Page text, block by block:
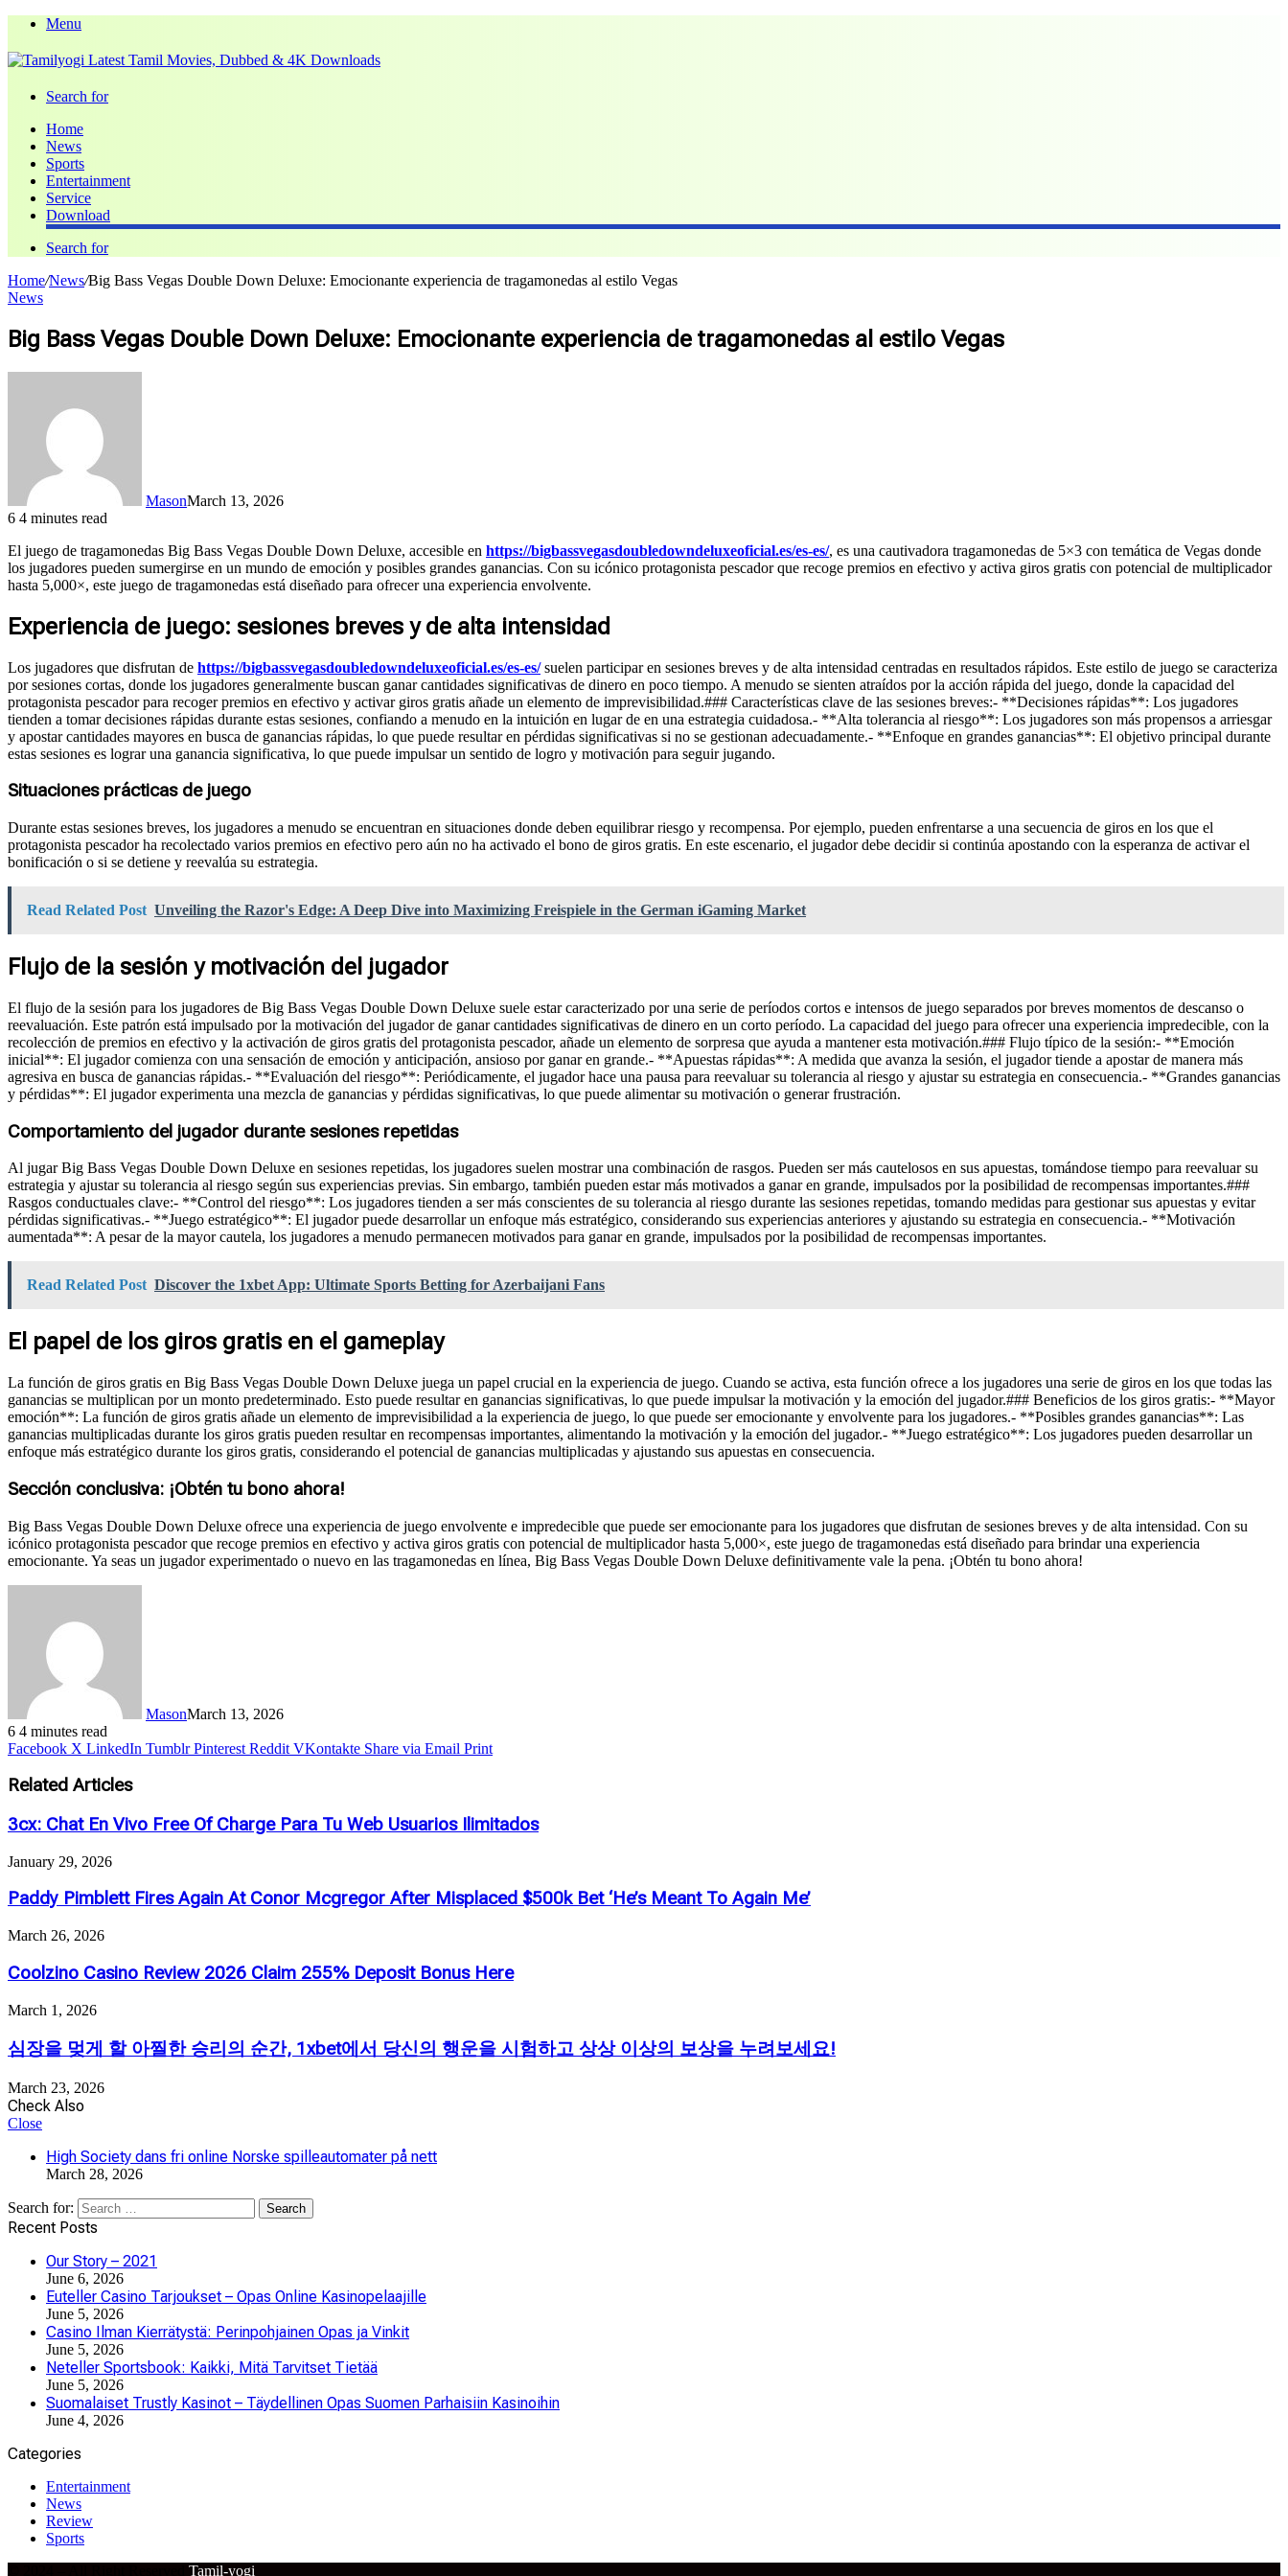
Menu
Search for
Home
News
Sports
Entertainment
Service
Download
Search for
Home/News/Big Bass Vegas Double Down Deluxe: Emocionante experiencia de tragamonedas al estilo Vegas
News
Big Bass Vegas Double Down Deluxe: Emocionante experiencia de tragamonedas al estilo Vegas
MasonMarch 13, 2026
6 4 minutes read
El juego de tragamonedas Big Bass Vegas Double Down Deluxe, accesible en https://bigbassvegasdoubledowndeluxeoficial.es/es-es/, es una cautivadora tragamonedas de 5×3 con temática de Vegas donde
los jugadores pueden sumergirse en un mundo de emoción y posibles grandes ganancias. Con su icónico protagonista pescador que recoge premios en efectivo y activa giros gratis con potencial de multiplicador
hasta 5,000×, este juego de tragamonedas está diseñado para ofrecer una experiencia envolvente.
Experiencia de juego: sesiones breves y de alta intensidad
Los jugadores que disfrutan de https://bigbassvegasdoubledowndeluxeoficial.es/es-es/suelen participar en sesiones breves y de alta intensidad centradas en resultados rápidos. Este estilo de juego se caracteriza
por sesiones cortas, donde los jugadores generalmente buscan ganar cantidades significativas de dinero en poco tiempo. A menudo se sienten atraídos por la acción rápida del juego, donde la capacidad del
protagonista pescador para recoger premios en efectivo y activar giros gratis añade un elemento de imprevisibilidad.### Características clave de las sesiones breves:- **Decisiones rápidas**: Los jugadores
tienden a tomar decisiones rápidas durante estas sesiones, confiando a menudo en la intuición en lugar de en una estrategia cuidadosa.- **Alta tolerancia al riesgo**: Los jugadores son más propensos a arriesgar
y apostar cantidades mayores en busca de ganancias rápidas, lo que puede resultar en pérdidas significativas si no se gestionan adecuadamente.- **Enfoque en grandes ganancias**: El objetivo principal durante
estas sesiones es lograr una ganancia significativa, lo que puede impulsar un sentido de logro y motivación para seguir jugando.
Situaciones prácticas de juego
Durante estas sesiones breves, los jugadores a menudo se encuentran en situaciones donde deben equilibrar riesgo y recompensa. Por ejemplo, pueden enfrentarse a una secuencia de giros en los que el
protagonista pescador ha recolectado varios premios en efectivo pero aún no ha activado el bono de giros gratis. En este escenario, el jugador debe decidir si continúa apostando con la esperanza de activar el
bonificación o si se detiene y reevalúa su estrategia.
Read Related Post Unveiling the Razor's Edge: A Deep Dive into Maximizing Freispiele in the German iGaming Market
Flujo de la sesión y motivación del jugador
El flujo de la sesión para los jugadores de Big Bass Vegas Double Down Deluxe suele estar caracterizado por una serie de períodos cortos e intensos de juego separados por breves momentos de descanso o
reevaluación. Este patrón está impulsado por la motivación del jugador de ganar cantidades significativas de dinero en un corto período. La capacidad del juego para ofrecer una experiencia impredecible, con la
recolección de premios en efectivo y la activación de giros gratis del protagonista pescador, añade un elemento de sorpresa que ayuda a mantener esta motivación.### Flujo típico de la sesión:- **Emoción
inicial**: El jugador comienza con una sensación de emoción y anticipación, ansioso por ganar en grande.- **Apuestas rápidas**: A medida que avanza la sesión, el jugador tiende a apostar de manera más
agresiva en busca de ganancias rápidas.- **Evaluación del riesgo**: Periódicamente, el jugador hace una pausa para reevaluar su tolerancia al riesgo y ajustar su estrategia en consecuencia.- **Grandes ganancias
y pérdidas**: El jugador experimenta una mezcla de ganancias y pérdidas significativas, lo que puede alimentar su motivación o generar frustración.
Comportamiento del jugador durante sesiones repetidas
Al jugar Big Bass Vegas Double Down Deluxe en sesiones repetidas, los jugadores suelen mostrar una combinación de rasgos. Pueden ser más cautelosos en sus apuestas, tomándose tiempo para reevaluar su
estrategia y ajustar su tolerancia al riesgo según sus experiencias previas. Sin embargo, también pueden estar más motivados a ganar en grande, impulsados por la posibilidad de recompensas importantes.###
Rasgos conductuales clave:- **Control del riesgo**: Los jugadores tienden a ser más conscientes de su tolerancia al riesgo durante las sesiones repetidas, tomando medidas para gestionar sus apuestas y evitar
pérdidas significativas.- **Juego estratégico**: El jugador puede desarrollar un enfoque más estratégico, considerando sus experiencias anteriores y ajustando su estrategia en consecuencia.- **Motivación
aumentada**: A pesar de la mayor cautela, los jugadores a menudo permanecen motivados para ganar en grande, impulsados por la posibilidad de recompensas importantes.
Read Related Post Discover the 1xbet App: Ultimate Sports Betting for Azerbaijani Fans
El papel de los giros gratis en el gameplay
La función de giros gratis en Big Bass Vegas Double Down Deluxe juega un papel crucial en la experiencia de juego. Cuando se activa, esta función ofrece a los jugadores una serie de giros en los que todas las
ganancias se multiplican por un monto predeterminado. Esto puede resultar en ganancias significativas, lo que puede impulsar la motivación y la emoción del jugador.### Beneficios de los giros gratis:- **Mayor
emoción**: La función de giros gratis añade un elemento de imprevisibilidad a la experiencia de juego, lo que puede ser emocionante y envolvente para los jugadores.- **Posibles grandes ganancias**: Las
ganancias multiplicadas durante los giros gratis pueden resultar en recompensas importantes, alimentando la motivación y la emoción del jugador.- **Juego estratégico**: Los jugadores pueden desarrollar un
enfoque más estratégico durante los giros gratis, considerando el potencial de ganancias multiplicadas y ajustando sus apuestas en consecuencia.
Sección conclusiva: ¡Obtén tu bono ahora!
Big Bass Vegas Double Down Deluxe ofrece una experiencia de juego envolvente e impredecible que puede ser emocionante para los jugadores que disfrutan de sesiones breves y de alta intensidad. Con su
icónico protagonista pescador que recoge premios en efectivo y activa giros gratis con potencial de multiplicador hasta 5,000×, este juego de tragamonedas está diseñado para brindar una experiencia
emocionante. Ya seas un jugador experimentado o nuevo en las tragamonedas en línea, Big Bass Vegas Double Down Deluxe definitivamente vale la pena. ¡Obtén tu bono ahora!
MasonMarch 13, 2026
6 4 minutes read
Facebook X LinkedIn Tumblr Pinterest Reddit VKontakte Share via Email Print
Related Articles
3cx: Chat En Vivo Free Of Charge Para Tu Web Usuarios Ilimitados
January 29, 2026
Paddy Pimblett Fires Again At Conor Mcgregor After Misplaced $500k Bet ‘He’s Meant To Again Me’
March 26, 2026
Coolzino Casino Review 2026 Claim 255% Deposit Bonus Here
March 1, 2026
심장을 멎게 할 아찔한 승리의 순간, 1xbet에서 당신의 행운을 시험하고 상상 이상의 보상을 누려보세요!
March 23, 2026
Check Also
Close
High Society dans fri online Norske spilleautomater på nett
March 28, 2026
Search for:
Recent Posts
Our Story – 2021
June 6, 2026
Euteller Casino Tarjoukset – Opas Online Kasinopelaajille
June 5, 2026
Casino Ilman Kierrätystä: Perinpohjainen Opas ja Vinkit
June 5, 2026
Neteller Sportsbook: Kaikki, Mitä Tarvitset Tietää
June 5, 2026
Suomalaiset Trustly Kasinot – Täydellinen Opas Suomen Parhaisiin Kasinoihin
June 4, 2026
Categories
Entertainment
News
Review
Sports
Tamil-yogi